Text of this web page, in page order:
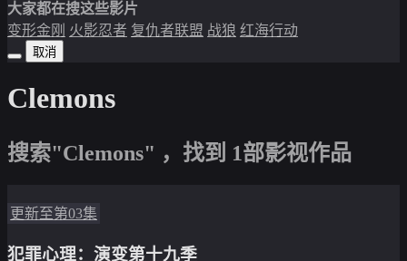
大家都在搜这些影片
变形金刚 火影忍者 复仇者联盟 战狼 红海行动
取消
Clemons
搜索"Clemons" ，找到 1部影视作品
更新至第03集
犯罪心理：演变第十九季